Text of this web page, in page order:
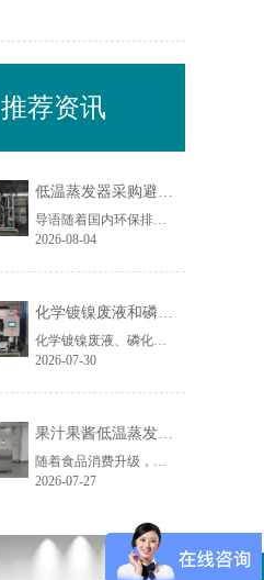
推荐资讯
低温蒸发器采购避坑指南：工业废水蒸发设备选型10大坑
导语随着国内环保排放标准持续收紧，工业废液减量、资源化回用与废水零排放（ZLD）成为制造企业的刚性需求，低温蒸发器凭借低温负压运行、能耗可控、适配场景广的特点，被广泛应用于电镀、化工、机械加工、食品加工等行业的废水处理场景。尤其在制造业密集区域，越来越多企业选择低温蒸发器实现废水减量化与水资源回......
2026-08-04
化学镀镍废液和磷化废液如何降低危废处置成本？2 吨/天低温蒸发案例年节省超100万
化学镀镍废液、磷化废液处理成本越来越高，企业如何降低危废处置费用？随着环保监管不断加强，金属表面处理行业产生的化学镀镍废液、磷化废液、电镀废液等高浓度废液，通常被列为危险废物，需要委托具有资质的单位进行处置。近年来，危废委外价格持续上涨，对于每天都会产生高浓度废液的企业而言，委外处置费用已经成......
2026-07-30
果汁果酱低温蒸发浓缩设备选型指南：六大核心因素全面解析
随着食品消费升级，NFC果汁、天然果酱、鲜果浆等高附加值果蔬制品的市场需求持续增长，终端市场对产品的天然风味、原生色泽与营养保留度提出了更高要求。低温真空蒸发浓缩技术凭借30℃以下温和提浓的技术优势，成为热敏性食品物料浓缩的主流方案，而选对适配的低温蒸发设备，是保障产品品质、提升生产效益的关键。在......
2026-07-27